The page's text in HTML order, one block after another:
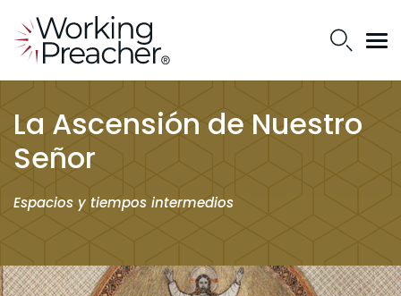
La Ascensión de Nuestro
Señor
Espacios y tiempos intermedios